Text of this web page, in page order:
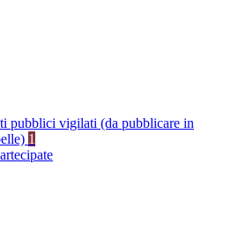
pubblici vigilati (da pubblicare in
1